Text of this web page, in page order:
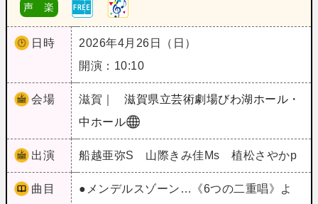
声 楽
日時
2026年4月26日（日）
開演：10:10
会場 滋賀｜
滋賀県立芸術劇場びわ湖ホール・
中ホール
出演 船越亜弥S 山際きみ佳Ms 植松さやかp
曲目
●メンデルスゾーン…《6つの二重唱》よ